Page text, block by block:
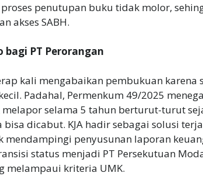
penutupan buku tidak molor,
akses SABH.
bagi PT Perorangan
kali mengabaikan pembukuan karena
Padahal, Permenkum 49/2025
melapor selama 5 tahun berturut-turut
dicabut. KJA hadir sebagai solusi
mendampingi penyusunan laporan
status menjadi PT Persekutuan
melampaui kriteria UMK.